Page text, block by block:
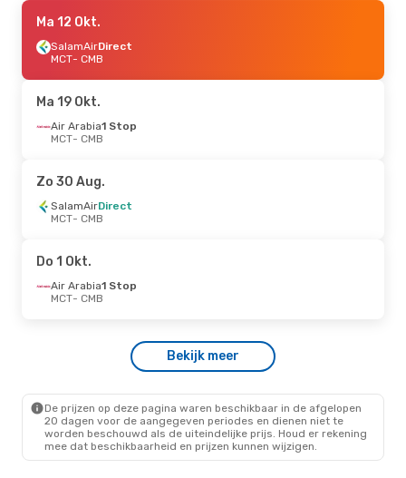
Zo 30 Aug.
SalamAirDirect
MCT- CMB
CMB- MCT
Ma 12 Okt.
SalamAirDirect
MCT- CMB
Ma 19 Okt.
Air Arabia1 Stop
MCT- CMB
Zo 30 Aug.
SalamAirDirect
MCT- CMB
Do 1 Okt.
Air Arabia1 Stop
MCT- CMB
Bekijk meer
De prijzen op deze pagina waren beschikbaar in de afgelopen
20 dagen voor de aangegeven periodes en dienen niet te
worden beschouwd als de uiteindelijke prijs. Houd er rekening
mee dat beschikbaarheid en prijzen kunnen wijzigen.